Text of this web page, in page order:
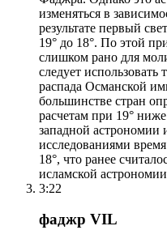
изменяться в
результате первый
19° до 18°. По этой
слишком рано для
следует использовать
распада Османской
большинстве стран
расчетам при 19°
западной астрономии
исследованиями
18°, что ранее
исламской
3:22
фаджр VIL